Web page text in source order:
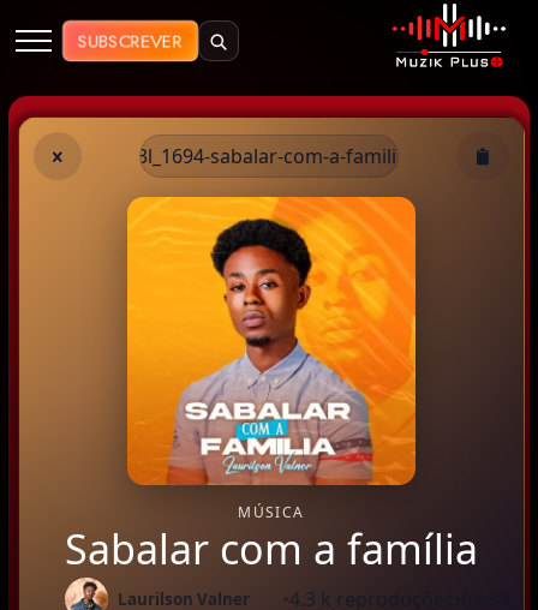
Muzik Plus AO - Streaming de
SUBSCREVER
/3l_1694-sabalar-com-a-familia
MÚSICA
Sabalar com a família
Laurilson Valner •4.3 k reproduções